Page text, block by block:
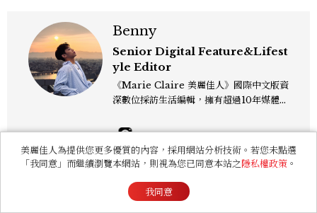
Benny
Senior Digital Feature&Lifest
yle Editor
《Marie Claire 美麗佳人》國際中文版資
深數位採訪生活編輯，擁有超過10年媒體與
飯店、奢華旅宿、旅遊景點、航空等領域，
另涉獵3C家電、居家生活範疇，具備實測
開箱與趨勢剖析能力。 曾擔任即時新聞編
獨特角度，採訪足跡遍及馬爾地夫、紐西
蘭、瑞士、德國、瑞典、亞洲主要城市，合
美麗佳人為提供您更多優質的內容，採用網站分析技術。若您未點選
「我同意」而繼續瀏覽本網站，則視為您已同意本站之隱私權政策 。
我同意